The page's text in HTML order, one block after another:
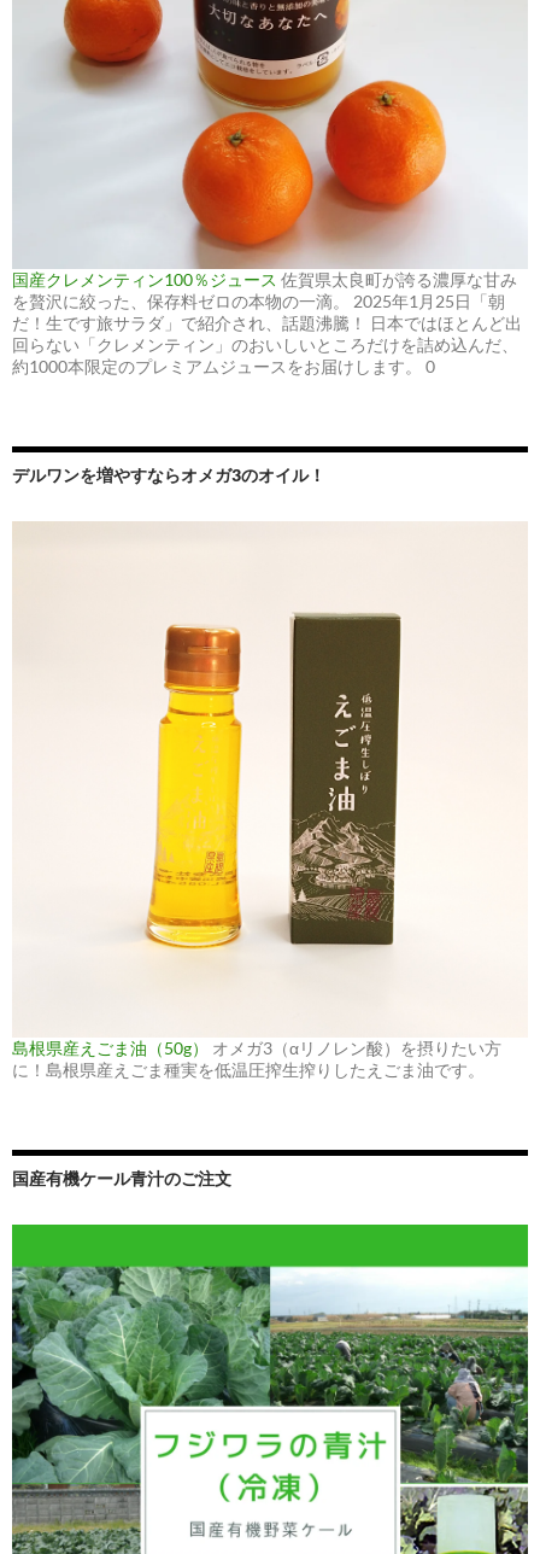
国産クレメンティン100％ジュース 佐賀県太良町が誇る濃厚な甘み
を贅沢に絞った、保存料ゼロの本物の一滴。 2025年1月25日「朝
だ！生です旅サラダ」で紹介され、話題沸騰！ 日本ではほとんど出
回らない「クレメンティン」のおいしいところだけを詰め込んだ、
約1000本限定のプレミアムジュースをお届けします。 0
デルワンを増やすならオメガ3のオイル！
島根県産えごま油（50g）
オメガ3（αリノレン酸）を摂りたい方
に！島根県産えごま種実を低温圧搾生搾りしたえごま油です。
国産有機ケール青汁のご注文